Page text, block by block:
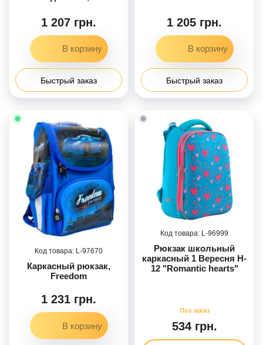
спереди, 2 боковых
кармана.
Департментализация
отсеков внутри,
светоотражающие
элементы, уплотненное
дно GORGEOUS
1 207 грн.
Быстрый заказ
Департментализация
отсеков,
светоотражающие
элементы, уплотненное
дно NIGHT RACE
1 205 грн.
Быстрый заказ
97670
Каркасный рюкзак,
Freedom
1 231 грн.
96999
Рюкзак школьный
каркасный 1 Вересня H-
12 "Romantic hearts"
534 грн.